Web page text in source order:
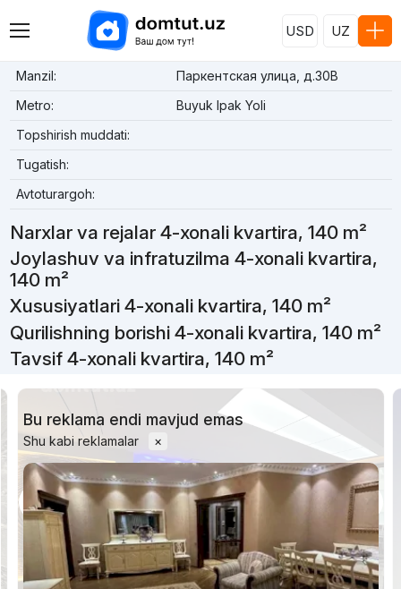
USD UZ
Manzil:
Паркентская улица, д.30В
Metro:
Buyuk Ipak Yoli
Topshirish muddati:
Tugatish:
Avtoturargoh:
Narxlar va rejalar 4-xonali kvartira, 140 m²
Joylashuv va infratuzilma 4-xonali kvartira,
140 m²
Xususiyatlari 4-xonali kvartira, 140 m²
Qurilishning borishi 4-xonali kvartira, 140 m²
Tavsif 4-xonali kvartira, 140 m²
Bu reklama endi mavjud emas
Shu kabi reklamalar ×